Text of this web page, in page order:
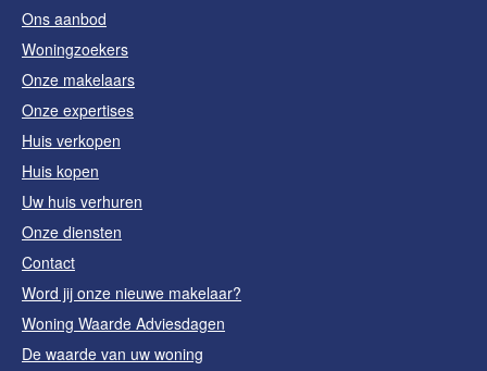
Ons aanbod
Woningzoekers
Onze makelaars
Onze expertises
Huis verkopen
Huis kopen
Uw huis verhuren
Onze diensten
Contact
Word jij onze nieuwe makelaar?
Woning Waarde Adviesdagen
De waarde van uw woning